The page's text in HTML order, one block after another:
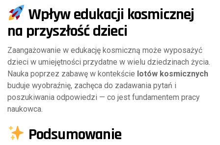
Wpływ edukacji kosmicznej
na przyszłość dzieci
Zaangażowanie w edukację kosmiczną może wyposażyć
dzieci w umiejętności przydatne w wielu dziedzinach życia.
Nauka poprzez zabawę w kontekście lotów kosmicznych
buduje wyobraźnię, zachęca do zadawania pytań i
poszukiwania odpowiedzi — co jest fundamentem pracy
naukowca.
Podsumowanie